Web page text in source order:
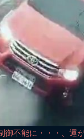
御不能に・・・、運